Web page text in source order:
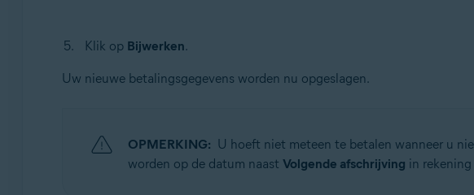
Klik op Bijwerken.
Uw nieuwe betalingsgegevens worden nu opgeslagen.
OPMERKING: U hoeft niet meteen te betalen wanneer u
worden op de datum naast Volgende afschrijving in